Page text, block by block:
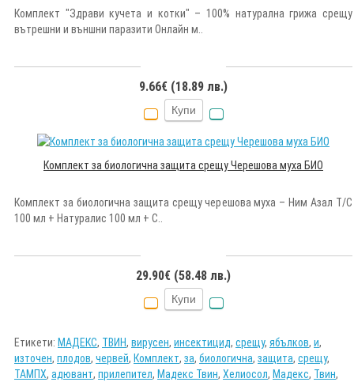
Комплект "Здрави кучета и котки" – 100% натурална грижа срещу
вътрешни и външни паразити Онлайн м..
9.66€ (18.89 лв.)
Купи
Комплект за биологична защита срещу Черешова муха БИО
Комплект за биологична защита срещу черешова муха – Ним Азал Т/С
100 мл + Натуралис 100 мл + С..
29.90€ (58.48 лв.)
Купи
Етикети: МАДЕКС, ТВИН, вирусен, инсектицид, срещу, ябълков, и,
източен, плодов, червей, Комплект, за, биологична, защита, срещу,
ТАМПХ, адювант, прилепител, Мадекс Твин, Хелиосол, Мадекс, Твин,